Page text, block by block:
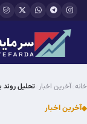
رفتن به محتوای اصلی
خانه آخرین اخبار تحلیل
آخرین اخبار